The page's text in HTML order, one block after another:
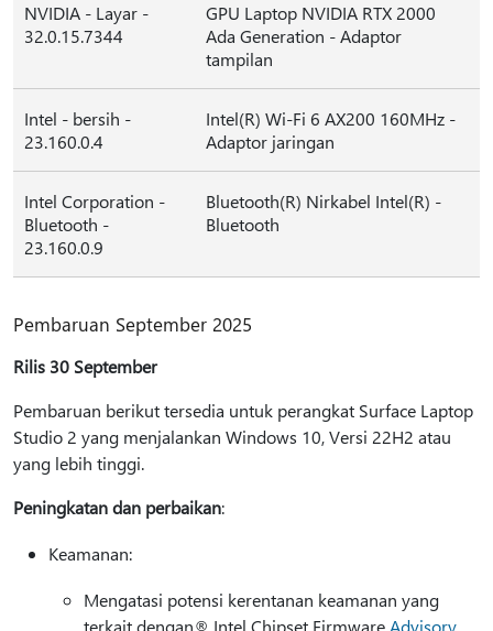
NVIDIA - Layar -
32.0.15.7344
GPU Laptop NVIDIA RTX 2000
Ada Generation - Adaptor
tampilan
Intel - bersih -
23.160.0.4
Intel(R) Wi-Fi 6 AX200 160MHz -
Adaptor jaringan
Intel Corporation -
Bluetooth -
23.160.0.9
Bluetooth(R) Nirkabel Intel(R) -
Bluetooth
Pembaruan September 2025
Rilis 30 September
Pembaruan berikut tersedia untuk perangkat Surface Laptop
Studio 2 yang menjalankan Windows 10, Versi 22H2 atau
yang lebih tinggi.
Peningkatan dan perbaikan:
Keamanan:
Mengatasi potensi kerentanan keamanan yang
terkait dengan® Intel Chipset Firmware Advisory